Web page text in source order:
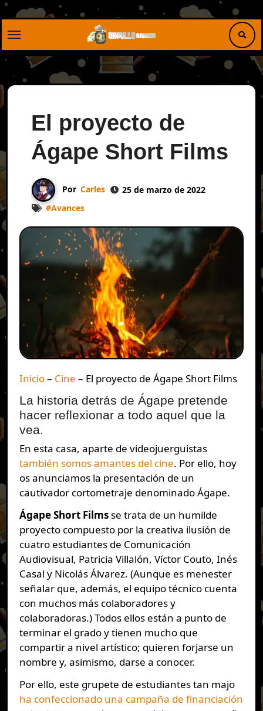
Saltar
El proyecto de
Ágape Short Films
Por Carles
25 de marzo de 2022
#Avances
Inicio– Cine – El proyecto de Ágape Short Films
La historia detrás de Ágape pretende
hacer reflexionar a todo aquel que la
vea.
En esta casa, aparte de videojuerguistas
también somos amantes del cine. Por ello, hoy
os anunciamos la presentación de un
cautivador cortometraje denominado Ágape.
Ágape Short Filmsse trata de un humilde
proyecto compuesto por la creativa ilusión de
cuatro estudiantes de Comunicación
Audiovisual, Patricia Villalón, Víctor Couto, Inés
Casal y Nicolás Álvarez. (Aunque es menester
señalar que, además, el equipo técnico cuenta
con muchos más colaboradores y
colaboradoras.) Todos ellos están a punto de
terminar el grado y tienen mucho que
compartir a nivel artístico; quieren forjarse un
nombre y, asimismo, darse a conocer.
Por ello, este grupete de estudiantes tan majo
ha confeccionado una campaña de financiación